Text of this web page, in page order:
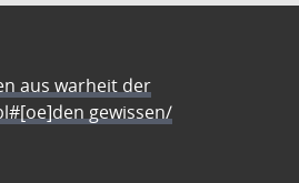
aus warheit der
gewissen/